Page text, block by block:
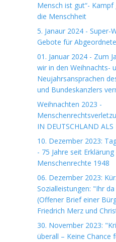
Mensch ist gut“-
die Menschheit
5. Janaur 2024 - Super-
Gebote für
01. Januar 2024 - Zum
wir in den Weihnachts-
Neujahrsansprachen
und Bundeskanzlers
Weihnachten 2023 -
IN DEUTSCHLAND
10. Dezember 2023:
- 75 Jahre seit
Menschenrechte 1948
06. Dezember 2023:
Sozialleistungen: "Ihr
(Offener Brief einer
Friedrich Merz und
30. November 2023:
überall – Keine Chance